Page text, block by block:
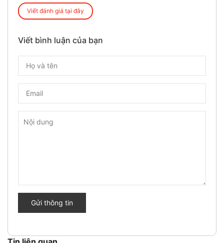
Viết đánh giá tại đây
Viết bình luận của bạn
Gửi thông tin